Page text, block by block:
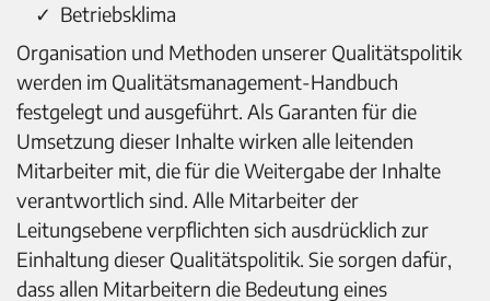
Betriebsklima
Organisation und Methoden unserer Qualitätspolitik
werden im Qualitätsmanagement-Handbuch
festgelegt und ausgeführt. Als Garanten für die
Umsetzung dieser Inhalte wirken alle leitenden
Mitarbeiter mit, die für die Weitergabe der Inhalte
verantwortlich sind. Alle Mitarbeiter der
Leitungsebene verpflichten sich ausdrücklich zur
Einhaltung dieser Qualitätspolitik. Sie sorgen dafür,
dass allen Mitarbeitern die Bedeutung eines